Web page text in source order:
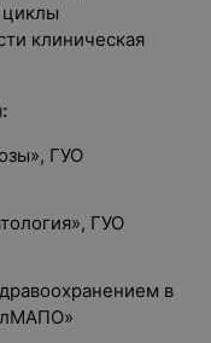
циклы
клиническая
ГУО
ГУО
в